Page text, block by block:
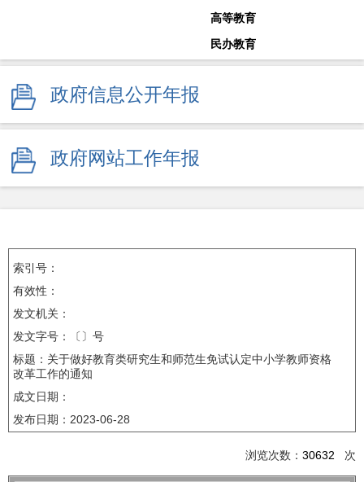
高等教育
民办教育
教师工作
学校安全生产
政府信息公开年报
政府网站工作年报
索引号：
有效性：
发文机关：
发文字号：〔〕号
标题：关于做好教育类研究生和师范生免试认定中小学教师资格
改革工作的通知
成文日期：
发布日期： 2023-06-28
浏览次数： 30632 次